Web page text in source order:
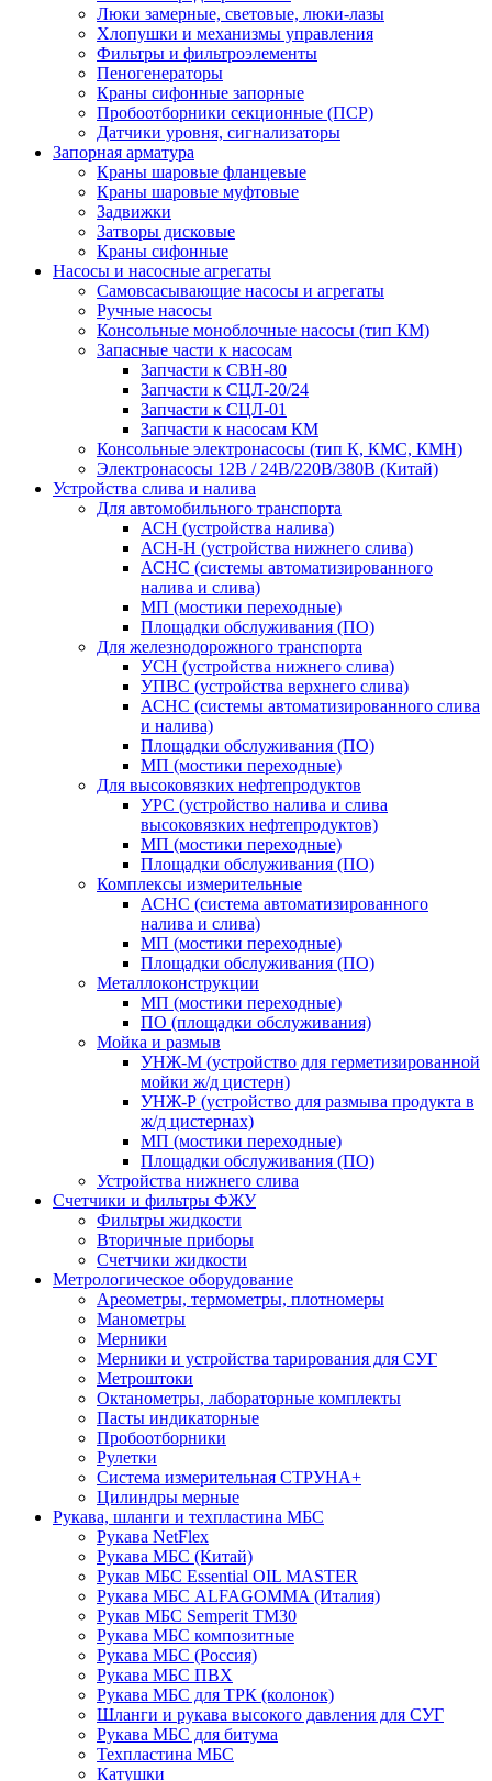
Люки замерные, световые, люки-лазы
Хлопушки и механизмы управления
Фильтры и фильтроэлементы
Пеногенераторы
Краны сифонные запорные
Пробоотборники секционные (ПСР)
Датчики уровня, сигнализаторы
Запорная арматура
Краны шаровые фланцевые
Краны шаровые муфтовые
Задвижки
Затворы дисковые
Краны сифонные
Насосы и насосные агрегаты
Самовсасывающие насосы и агрегаты
Ручные насосы
Консольные моноблочные насосы (тип КМ)
Запасные части к насосам
Запчасти к СВН-80
Запчасти к СЦЛ-20/24
Запчасти к СЦЛ-01
Запчасти к насосам КМ
Консольные электронасосы (тип К, КМС, КМН)
Электронасосы 12В / 24В/220В/380B (Китай)
Устройства слива и налива
Для автомобильного транспорта
АСН (устройства налива)
АСН-Н (устройства нижнего слива)
АСНС (системы автоматизированного
налива и слива)
МП (мостики переходные)
Площадки обслуживания (ПО)
Для железнодорожного транспорта
УСН (устройства нижнего слива)
УПВС (уcтройства верхнего слива)
АСНС (системы автоматизированного слива
и налива)
Площадки обслуживания (ПО)
МП (мостики переходные)
Для высоковязких нефтепродуктов
УРС (устройство налива и слива
высоковязких нефтепродуктов)
МП (мостики переходные)
Площадки обслуживания (ПО)
Комплексы измерительные
АСНС (система автоматизированного
налива и слива)
МП (мостики переходные)
Площадки обслуживания (ПО)
Металлоконструкции
МП (мостики переходные)
ПО (площадки обслуживания)
Мойка и размыв
УНЖ-М (устройство для герметизированной
мойки ж/д цистерн)
УНЖ-Р (устройство для размыва продукта в
ж/д цистернах)
МП (мостики переходные)
Площадки обслуживания (ПО)
Устройства нижнего слива
Счетчики и фильтры ФЖУ
Фильтры жидкости
Вторичные приборы
Счетчики жидкости
Метрологическое оборудование
Ареометры, термометры, плотномеры
Манометры
Мерники
Мерники и устройства тарирования для СУГ
Метроштоки
Октанометры, лабораторные комплекты
Пасты индикаторные
Пробоотборники
Рулетки
Система измерительная СТРУНА+
Цилиндры мерные
Рукава, шланги и техпластина МБС
Рукава NetFlex
Рукава МБС (Китай)
Рукав МБС Essential OIL MASTER
Рукава МБС ALFAGOMMA (Италия)
Рукав МБС Semperit TM30
Рукава МБС композитные
Рукава МБС (Россия)
Рукава МБС ПВХ
Рукава МБС для ТРК (колонок)
Шланги и рукава высокого давления для СУГ
Рукава МБС для битума
Техпластина МБС
Катушки